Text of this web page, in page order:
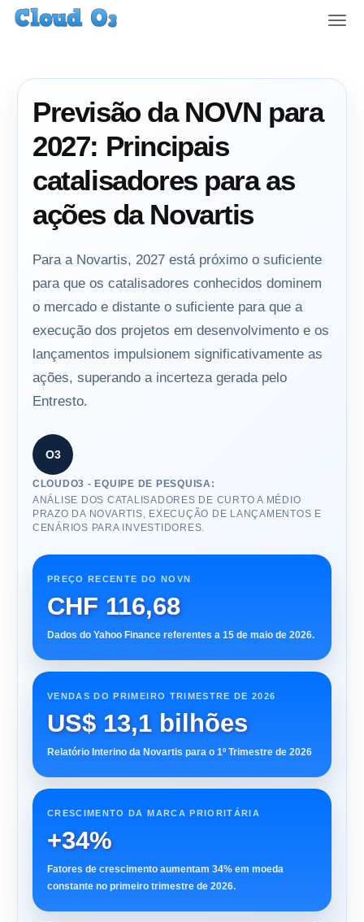
T
Previsão da NOVN para
2027: Principais
catalisadores para as
ações da Novartis
Para a Novartis, 2027 está próximo o suficiente
para que os catalisadores conhecidos dominem
o mercado e distante o suficiente para que a
execução dos projetos em desenvolvimento e os
lançamentos impulsionem significativamente as
ações, superando a incerteza gerada pelo
Entresto.
O3
CLOUDO3 - EQUIPE DE PESQUISA:
ANÁLISE DOS CATALISADORES DE CURTO A MÉDIO
PRAZO DA NOVARTIS, EXECUÇÃO DE LANÇAMENTOS E
CENÁRIOS PARA INVESTIDORES.
PREÇO RECENTE DO NOVN
CHF 116,68
Dados do Yahoo Finance referentes a 15 de maio de 2026.
VENDAS DO PRIMEIRO TRIMESTRE DE 2026
US$ 13,1 bilhões
Relatório Interino da Novartis para o 1º Trimestre de 2026
CRESCIMENTO DA MARCA PRIORITÁRIA
+34%
Fatores de crescimento aumentam 34% em moeda
constante no primeiro trimestre de 2026.